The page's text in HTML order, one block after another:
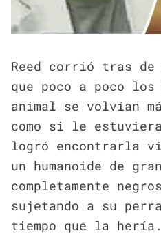
Reed corrió tras de
que poco a poco
animal se volvían
como si le
logró encontrarla
un humanoide de
completamente
sujetando a su
tiempo que la